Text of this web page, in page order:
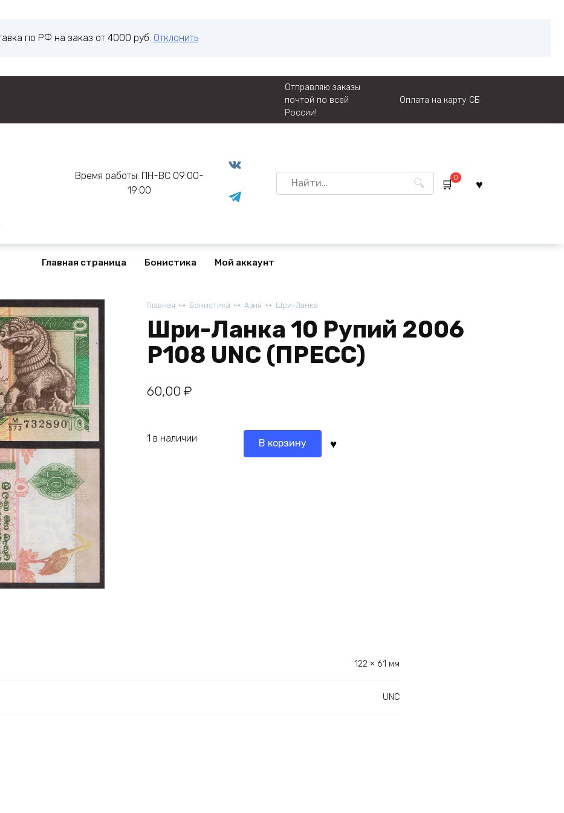
по РФ на заказ от 4000 руб. Отклонить
Отправляю заказы
почтой по всей
России!
Оплата на карту СБ
Время работы: ПН-ВС 09:00-
19:00
Search
for:
0
Главная страница Бонистика Мой аккаунт
Главная Бонистика Азия Шри-Ланка
Шри-Ланка 10 Рупий 2006
P108 UNC (ПРЕСС)
60,00 ₽
1 в наличии В корзину
122 × 61 мм
UNC